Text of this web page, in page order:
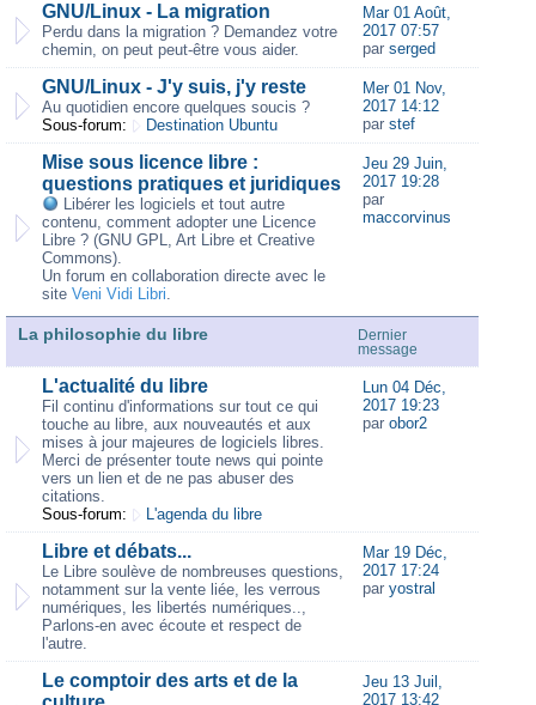
GNU/Linux - La migration
Perdu dans la migration ? Demandez votre
chemin, on peut peut-être vous aider.
Mar 01 Août,
2017 07:57
par serged
GNU/Linux - J'y suis, j'y reste
Au quotidien encore quelques soucis ?
Sous-forum:
Destination Ubuntu
Mer 01 Nov,
2017 14:12
par stef
Mise sous licence libre :
questions pratiques et juridiques
Libérer les logiciels et tout autre
contenu, comment adopter une Licence
Libre ? (GNU GPL, Art Libre et Creative
Commons).
Un forum en collaboration directe avec le
site Veni Vidi Libri.
Jeu 29 Juin,
2017 19:28
par
maccorvinus
La philosophie du libre
Dernier
message
L'actualité du libre
Fil continu d'informations sur tout ce qui
touche au libre, aux nouveautés et aux
mises à jour majeures de logiciels libres.
Merci de présenter toute news qui pointe
vers un lien et de ne pas abuser des
citations.
Sous-forum:
L'agenda du libre
Lun 04 Déc,
2017 19:23
par obor2
Libre et débats...
Le Libre soulève de nombreuses questions,
notamment sur la vente liée, les verrous
numériques, les libertés numériques..,
Parlons-en avec écoute et respect de
l'autre.
Mar 19 Déc,
2017 17:24
par yostral
Le comptoir des arts et de la
Jeu 13 Juil,
2017 13:42